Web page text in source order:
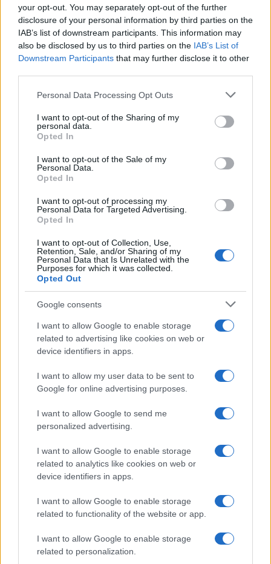
your opt-out. You may separately opt-out of the further
disclosure of your personal information by third parties on the
IAB’s list of downstream participants. This information may
also be disclosed by us to third parties on the IAB’s List of
Downstream Participants that may further disclose it to other
Please note that this website/app uses one or more Google
not limited to your visit or usage behaviour. You may click to
grant or deny consent to Google and its third-party tags to
use your data for below specified purposes in below Google
consent section.
Personal Data Processing Opt Outs
I want to opt-out of the Sharing of my
personal data.
Opted In
I want to opt-out of the Sale of my
Personal Data.
Opted In
I want to opt-out of processing my
Personal Data for Targeted Advertising.
Opted In
I want to opt-out of Collection, Use,
Retention, Sale, and/or Sharing of my
Personal Data that Is Unrelated with the
Purposes for which it was collected.
Opted Out
Google consents
I want to allow Google to enable storage
related to advertising like cookies on web or
device identifiers in apps.
I want to allow my user data to be sent to
Google for online advertising purposes.
I want to allow Google to send me
personalized advertising.
I want to allow Google to enable storage
related to analytics like cookies on web or
device identifiers in apps.
I want to allow Google to enable storage
related to functionality of the website or app.
I want to allow Google to enable storage
related to personalization.
B2B NEWS
Ripensare le tecnologie umanitarie oltre i criteri dei
Martina Marchesi · 10 Lug 2026